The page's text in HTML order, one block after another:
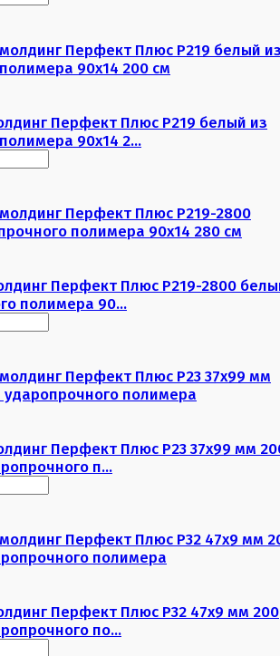
Перфект Плюс P219 белый из
90х14 2...
Перфект Плюс P219-2800
полимера 90...
Перфект Плюс P23 37х99 мм
п...
Перфект Плюс P32 47х9 мм 200
по...